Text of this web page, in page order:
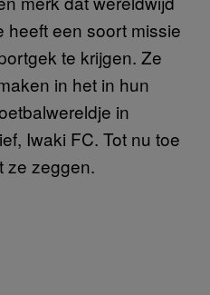
heeft een soort missie
te krijgen. Ze
in het in hun
in
Iwaki FC. Tot nu toe
ze zeggen.